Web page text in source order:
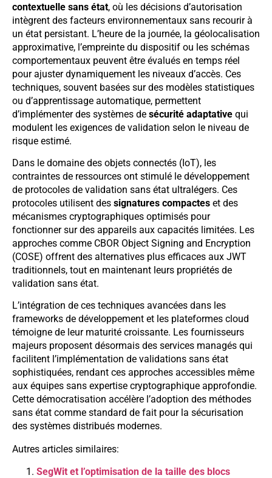
contextuelle sans état, où les décisions d’autorisation
intègrent des facteurs environnementaux sans recourir à
un état persistant. L’heure de la journée, la géolocalisation
approximative, l’empreinte du dispositif ou les schémas
comportementaux peuvent être évalués en temps réel
pour ajuster dynamiquement les niveaux d’accès. Ces
techniques, souvent basées sur des modèles statistiques
ou d’apprentissage automatique, permettent
d’implémenter des systèmes de sécurité adaptative qui
modulent les exigences de validation selon le niveau de
risque estimé.
Dans le domaine des objets connectés (IoT), les
contraintes de ressources ont stimulé le développement
de protocoles de validation sans état ultralégers. Ces
protocoles utilisent des signatures compactes et des
mécanismes cryptographiques optimisés pour
fonctionner sur des appareils aux capacités limitées. Les
approches comme CBOR Object Signing and Encryption
(COSE) offrent des alternatives plus efficaces aux JWT
traditionnels, tout en maintenant leurs propriétés de
validation sans état.
L’intégration de ces techniques avancées dans les
frameworks de développement et les plateformes cloud
témoigne de leur maturité croissante. Les fournisseurs
majeurs proposent désormais des services managés qui
facilitent l’implémentation de validations sans état
sophistiquées, rendant ces approches accessibles même
aux équipes sans expertise cryptographique approfondie.
Cette démocratisation accélère l’adoption des méthodes
sans état comme standard de fait pour la sécurisation
des systèmes distribués modernes.
Autres articles similaires:
SegWit et l’optimisation de la taille des blocs